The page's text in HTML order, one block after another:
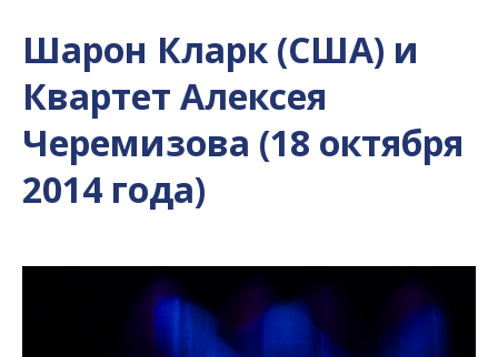
Шарон Кларк (США) и
Квартет Алексея
Черемизова (18 октября
2014 года)